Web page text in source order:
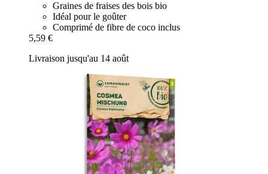
Graines de fraises des bois bio
Idéal pour le goûter
Comprimé de fibre de coco inclus
5,59 €
Livraison jusqu'au 14 août